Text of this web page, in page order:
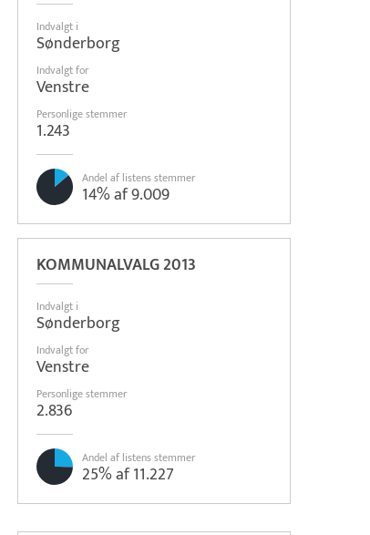
Indvalgt i
Sønderborg
Indvalgt for
Venstre
Personlige stemmer
1.243
Andel af listens stemmer
14% af 9.009
KOMMUNALVALG 2013
Indvalgt i
Sønderborg
Indvalgt for
Venstre
Personlige stemmer
2.836
Andel af listens stemmer
25% af 11.227